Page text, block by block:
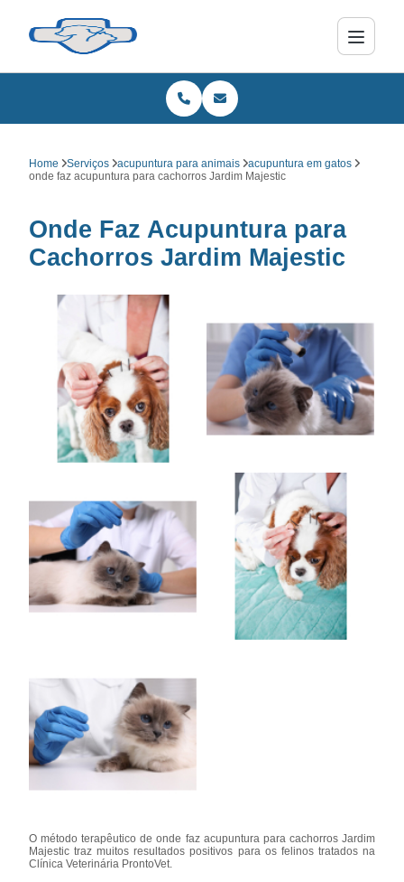
Home Serviços acupuntura para animais
acupuntura em gatos
onde faz acupuntura para cachorros Jardim Majestic
Onde Faz Acupuntura para
Cachorros Jardim Majestic
O método terapêutico de onde faz acupuntura para cachorros Jardim
Majestic traz muitos resultados positivos para os felinos tratados na
Clínica Veterinária ProntoVet.